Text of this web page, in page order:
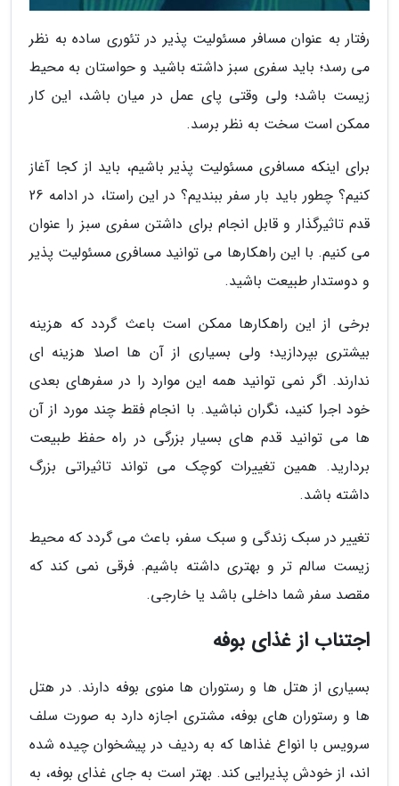
رفتار به عنوان مسافر مسئولیت پذیر در تئوری ساده به نظر
می رسد؛ باید سفری سبز داشته باشید و حواستان به محیط
زیست باشد؛ ولی وقتی پای عمل در میان باشد، این کار
ممکن است سخت به نظر برسد.
برای اینکه مسافری مسئولیت پذیر باشیم، باید از کجا آغاز
کنیم؟ چطور باید بار سفر ببندیم؟ در این راستا، در ادامه 26
قدم تاثیرگذار و قابل انجام برای داشتن سفری سبز را عنوان
می کنیم. با این راهکارها می توانید مسافری مسئولیت پذیر
و دوستدار طبیعت باشید.
برخی از این راهکارها ممکن است باعث گردد که هزینه
بیشتری بپردازید؛ ولی بسیاری از آن ها اصلا هزینه ای
ندارند. اگر نمی توانید همه این موارد را در سفرهای بعدی
خود اجرا کنید، نگران نباشید. با انجام فقط چند مورد از آن
ها می توانید قدم های بسیار بزرگی در راه حفظ طبیعت
بردارید. همین تغییرات کوچک می تواند تاثیراتی بزرگ
داشته باشد.
تغییر در سبک زندگی و سبک سفر، باعث می گردد که محیط
زیست سالم تر و بهتری داشته باشیم. فرقی نمی کند که
مقصد سفر شما داخلی باشد یا خارجی.
اجتناب از غذای بوفه
بسیاری از هتل ها و رستوران ها منوی بوفه دارند. در هتل
ها و رستوران های بوفه، مشتری اجازه دارد به صورت سلف
سرویس با انواع غذاها که به ردیف در پیشخوان چیده شده
اند، از خودش پذیرایی کند. بهتر است به جای غذای بوفه، به